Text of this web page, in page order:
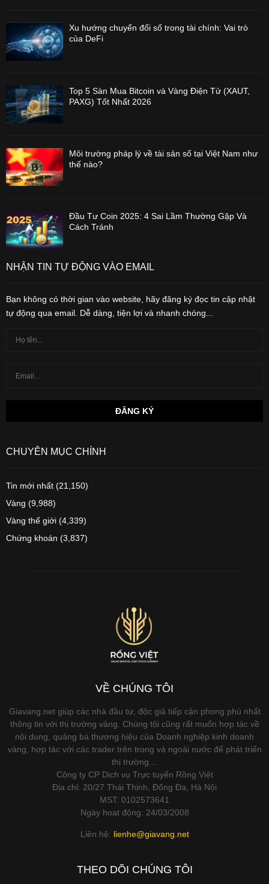
Xu hướng chuyển đổi số trong tài chính: Vai trò
của DeFi
Top 5 Sàn Mua Bitcoin và Vàng Điện Tử (XAUT,
PAXG) Tốt Nhất 2026
Môi trường pháp lý về tài sản số tại Việt Nam như
thế nào?
Đầu Tư Coin 2025: 4 Sai Lầm Thường Gặp Và
Cách Tránh
NHẬN TIN TỰ ĐỘNG VÀO EMAIL
Bạn không có thời gian vào website, hãy đăng ký đọc tin cập nhật
tự động qua email. Dễ dàng, tiện lợi và nhanh chóng...
CHUYÊN MỤC CHÍNH
Tin mới nhất (21,150)
Vàng (9,988)
Vàng thế giới (4,339)
Chứng khoán (3,837)
VỀ CHÚNG TÔI
Giavang.net giúp các nhà đầu tư, độc giả tiếp cận phong phú nhất
thông tin với thị trường vàng. Chúng tôi cũng rất muốn hợp tác về
nội dung, quảng bá thương hiệu của Doanh nghiệp kinh doanh
vàng, hợp tác với các trader trên trong và ngoài nước để phát triển
thị trường…
Công ty CP Dịch vụ Trực tuyến Rồng Việt
Địa chỉ: 20/27 Thái Thịnh, Đống Đa, Hà Nội
MST: 0102573641
Ngày hoạt động: 24/03/2008
Liên hệ: lienhe@giavang.net
THEO DÕI CHÚNG TÔI